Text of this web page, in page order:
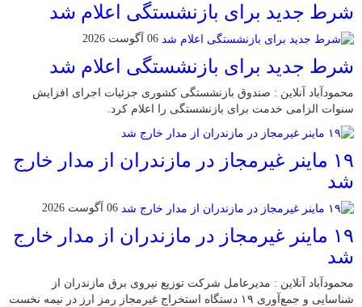
شرط جدید برای بازنشستگی اعلام شد
06 آگوست 2026
شرط جدید برای بازنشستگی اعلام شد
محمودآباد آنلاین : صندوق بازنشستگی کشوری جزئیات اجرای افزایش
سنوات الزامی خدمت برای بازنشستگی را اعلام کرد.
۱۹ ماینر غیرمجاز در مازندران از مدار خارج
شد
06 آگوست 2026
۱۹ ماینر غیرمجاز در مازندران از مدار خارج
شد
محمودآباد آنلاین : مدیرعامل شرکت توزیع نیروی برق مازندران از
شناسایی و جمع‌آوری ۱۹ دستگاه استخراج غیرمجاز رمز ارز در نیمه نخست